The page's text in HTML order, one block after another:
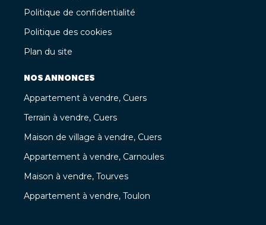
Politique de confidentialité
Politique des cookies
Plan du site
NOS ANNONCES
Appartement à vendre, Cuers
Terrain à vendre, Cuers
Maison de village à vendre, Cuers
Appartement à vendre, Carnoules
Maison à vendre, Tourves
Appartement à vendre, Toulon